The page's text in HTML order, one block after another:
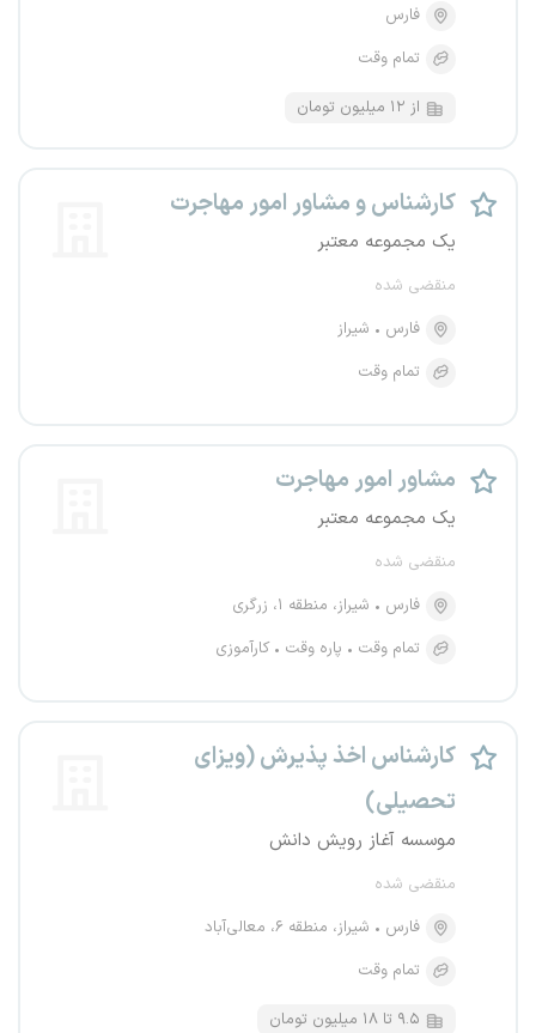
فارس
تمام وقت
از ۱۲ میلیون تومان
کارشناس و مشاور امور مهاجرت
یک مجموعه معتبر
منقضی شده
فارس
شیراز
تمام وقت
مشاور امور مهاجرت
یک مجموعه معتبر
منقضی شده
فارس
شیراز، منطقه ۱، زرگری
تمام وقت
پاره وقت کارآموزی
کارشناس اخذ پذیرش (ویزای
تحصیلی)
موسسه آغاز رویش دانش
منقضی شده
فارس
شیراز، منطقه ۶، معالی‌آباد
تمام وقت
۹.۵ تا ۱۸ میلیون تومان